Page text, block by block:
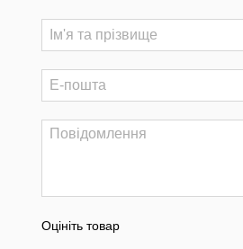
Оцініть товар